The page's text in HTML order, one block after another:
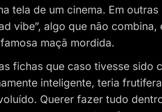
tela de um cinema. Em
vibe”, algo que não
maçã mordida.
fichas que caso tivesse sido
inteligente, teria
Querer fazer tudo